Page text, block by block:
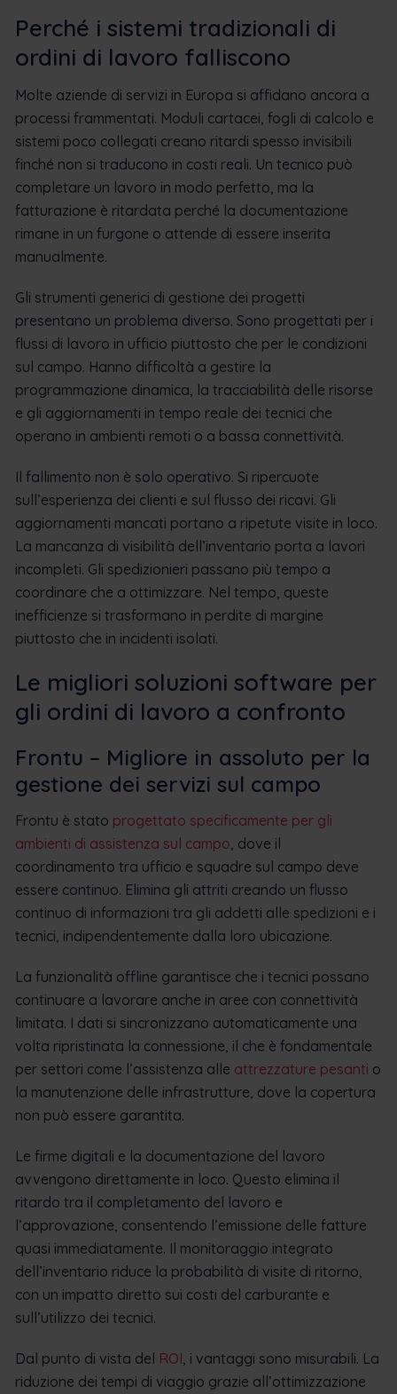
Perché i sistemi tradizionali di
ordini di lavoro falliscono
Molte aziende di servizi in Europa si affidano ancora a
processi frammentati. Moduli cartacei, fogli di calcolo e
sistemi poco collegati creano ritardi spesso invisibili
finché non si traducono in costi reali. Un tecnico può
completare un lavoro in modo perfetto, ma la
fatturazione è ritardata perché la documentazione
rimane in un furgone o attende di essere inserita
manualmente.
Gli strumenti generici di gestione dei progetti
presentano un problema diverso. Sono progettati per i
flussi di lavoro in ufficio piuttosto che per le condizioni
sul campo. Hanno difficoltà a gestire la
programmazione dinamica, la tracciabilità delle risorse
e gli aggiornamenti in tempo reale dei tecnici che
operano in ambienti remoti o a bassa connettività.
Il fallimento non è solo operativo. Si ripercuote
sull’esperienza dei clienti e sul flusso dei ricavi. Gli
aggiornamenti mancati portano a ripetute visite in loco.
La mancanza di visibilità dell’inventario porta a lavori
incompleti. Gli spedizionieri passano più tempo a
coordinare che a ottimizzare. Nel tempo, queste
inefficienze si trasformano in perdite di margine
piuttosto che in incidenti isolati.
Le migliori soluzioni software per
gli ordini di lavoro a confronto
Frontu – Migliore in assoluto per la
gestione dei servizi sul campo
Frontu è stato progettato specificamente per gli
ambienti di assistenza sul campo , dove il
coordinamento tra ufficio e squadre sul campo deve
essere continuo. Elimina gli attriti creando un flusso
continuo di informazioni tra gli addetti alle spedizioni e i
tecnici, indipendentemente dalla loro ubicazione.
La funzionalità offline garantisce che i tecnici possano
continuare a lavorare anche in aree con connettività
limitata. I dati si sincronizzano automaticamente una
volta ripristinata la connessione, il che è fondamentale
per settori come l’assistenza alle attrezzature pesanti o
la manutenzione delle infrastrutture, dove la copertura
non può essere garantita.
Le firme digitali e la documentazione del lavoro
avvengono direttamente in loco. Questo elimina il
ritardo tra il completamento del lavoro e
l’approvazione, consentendo l’emissione delle fatture
quasi immediatamente. Il monitoraggio integrato
dell’inventario riduce la probabilità di visite di ritorno,
con un impatto diretto sui costi del carburante e
sull’utilizzo dei tecnici.
Dal punto di vista del ROI , i vantaggi sono misurabili. La
riduzione dei tempi di viaggio grazie all’ottimizzazione